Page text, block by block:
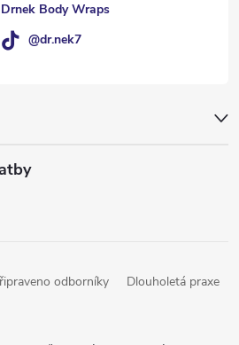
Drnek Body Wraps
@dr.nek7
odborníky Dlouholetá praxe